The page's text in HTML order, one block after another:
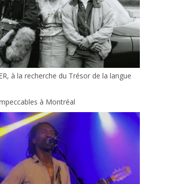
à la recherche du Trésor de la langue
à Montréal